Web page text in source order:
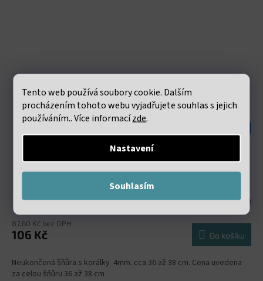
Tento web používá soubory cookie. Dalším
procházením tohoto webu vyjadřujete souhlas s jejich
používáním.. Více informacízde.
Nastavení
Souhlasím
Spinel fasetovaný 4mm šňůra 36 až 38 cm
Skladem(15 šňůra)
87,60 Kč bez DPH
106 Kč Do košíku
Neukončená šňůra s korálky 4mm. cca 36 až 38 cm. Cena uvedena
za celou šňůru 36 až 38 cm